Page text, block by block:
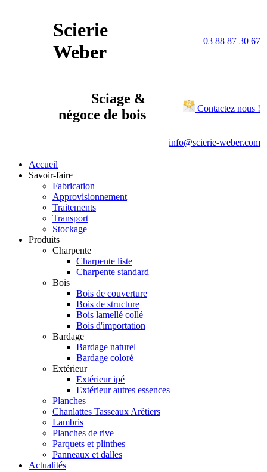
Scierie
Weber
03 88 87 30 67
Sciage &
négoce de bois
Contactez nous !
info@scierie-weber.com
Accueil
Savoir-faire
Fabrication
Approvisionnement
Traitements
Transport
Stockage
Produits
Charpente
Charpente liste
Charpente standard
Bois
Bois de couverture
Bois de structure
Bois lamellé collé
Bois d'importation
Bardage
Bardage naturel
Bardage coloré
Extérieur
Extérieur ipé
Extérieur autres essences
Planches
Chanlattes Tasseaux Arêtiers
Lambris
Planches de rive
Parquets et plinthes
Panneaux et dalles
Actualités